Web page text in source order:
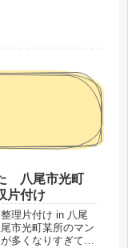
八尾市光町
片付け
理片付け in 八尾
市光町某所のマン
多くなりすぎて部